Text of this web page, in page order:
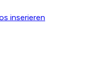
inserieren